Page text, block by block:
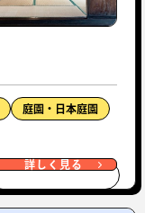
庭園・日本庭園
詳しく見る